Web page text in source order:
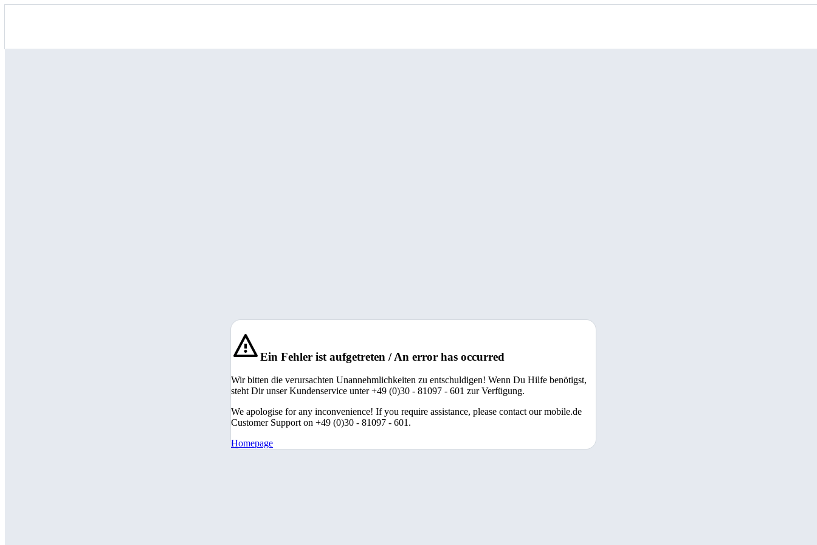
Ein Fehler ist aufgetreten / An error has occurred
Wir bitten die verursachten Unannehmlichkeiten zu entschuldigen! Wenn Du Hilfe benötigst,
steht Dir unser Kundenservice unter +49 (0)30 - 81097 - 601 zur Verfügung.
We apologise for any inconvenience! If you require assistance, please contact our mobile.de
Customer Support on +49 (0)30 - 81097 - 601.
Homepage